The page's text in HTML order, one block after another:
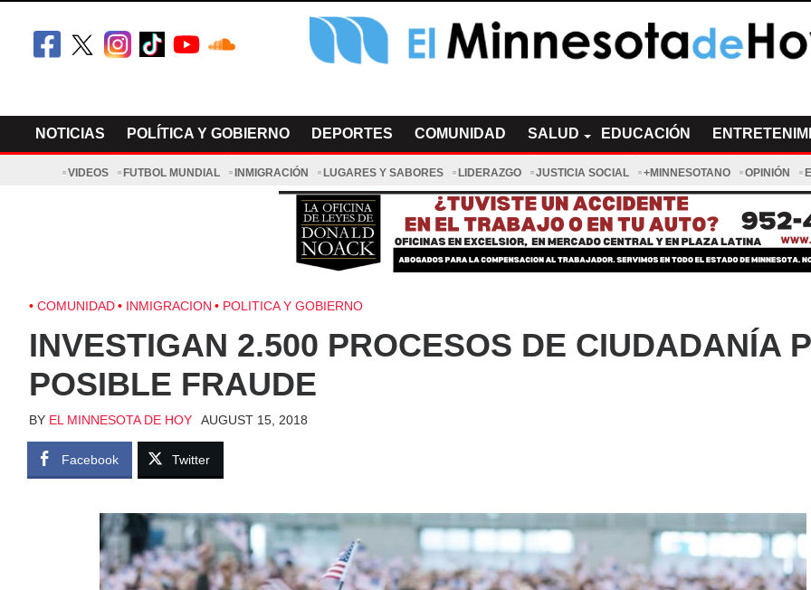
NOTICIAS POLÍTICA Y GOBIERNO DEPORTES COMUNIDAD SALUD EDUCACIÓN
VIDEOS FUTBOL MUNDIAL INMIGRACIÓN LUGARES Y SABORES LIDERAZGO JUSTICIA SOCIAL +MINNESOTANO OPINIÓN
COMUNIDAD INMIGRACION POLITICA Y GOBIERNO
INVESTIGAN 2.500 PROCESOS DE CIUDADANÍA
POSIBLE FRAUDE
BY EL MINNESOTA DE HOY AUGUST 15, 2018
Facebook Twitter